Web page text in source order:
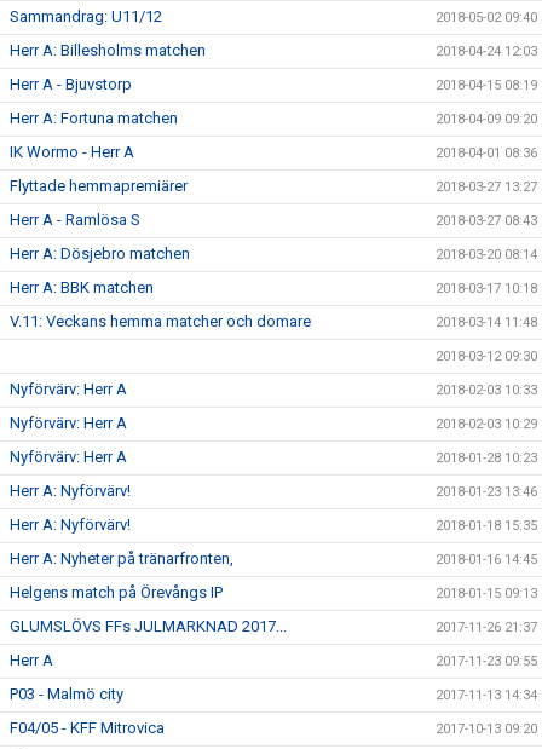
Sammandrag: U11/12 2018-05-02 09:40
Herr A: Billesholms matchen 2018-04-24 12:03
Herr A - Bjuvstorp 2018-04-15 08:19
Herr A: Fortuna matchen 2018-04-09 09:20
IK Wormo - Herr A 2018-04-01 08:36
Flyttade hemmapremiärer 2018-03-27 13:27
Herr A - Ramlösa S 2018-03-27 08:43
Herr A: Dösjebro matchen 2018-03-20 08:14
Herr A: BBK matchen 2018-03-17 10:18
V.11: Veckans hemma matcher och domare 2018-03-14 11:48
2018-03-12 09:30
Nyförvärv: Herr A 2018-02-03 10:33
Nyförvärv: Herr A 2018-02-03 10:29
Nyförvärv: Herr A 2018-01-28 10:23
Herr A: Nyförvärv! 2018-01-23 13:46
Herr A: Nyförvärv! 2018-01-18 15:35
Herr A: Nyheter på tränarfronten, 2018-01-16 14:45
Helgens match på Örevångs IP 2018-01-15 09:13
GLUMSLÖVS FFs JULMARKNAD 2017... 2017-11-26 21:37
Herr A 2017-11-23 09:55
P03 - Malmö city 2017-11-13 14:34
F04/05 - KFF Mitrovica 2017-10-13 09:20